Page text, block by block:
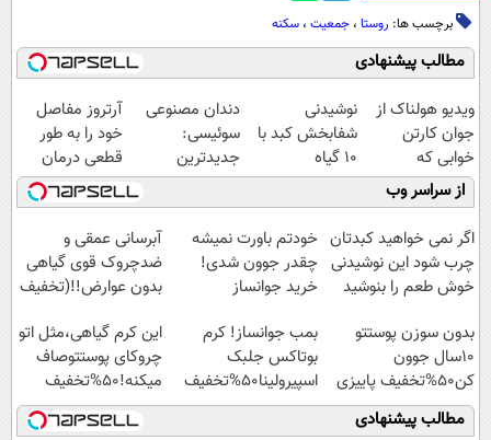
برچسب ها: روستا ، جمعیت ، سکنه
مطالب پیشنهادی
ویدیو هولناک از
جوان کارتن
خوابی که
میلیاردر شد.
آموزش رایگان
نوشیدنی
شفابخش کبد با
10 گیاه
موثر(تخفیف تا
امشب)
دندان مصنوعی
سوئیسی:
جدیدترین
فناوری اروپا،
سبک و مقاوم |
پرداخت قسطی
آرتروز مفاصل
خود را به طور
قطعی درمان
کنید!
◗پرسش‌نامه◖
از سراسر وب
اگر نمی خواهید کبدتان
چرب شود این نوشیدنی
خوش طعم را بنوشید
خودتم باورت نمیشه
چقدر جوون شدی!
خرید جوانساز
ویژه
آبرسانی عمقی و
ضدچروک قوی گیاهی
بدون عوارض!!(تخفیف
بدون سوزن پوستتو
10سال جوون
کن50%تخفیف پاییزی
بمب جوانساز! کرم
بوتاکس جلبک
اسپیرولینا50%تخفیف
این کرم گیاهی،مثل اتو
چروکای پوستتوصاف
میکنه!50%تخفیف
مطالب پیشنهادی